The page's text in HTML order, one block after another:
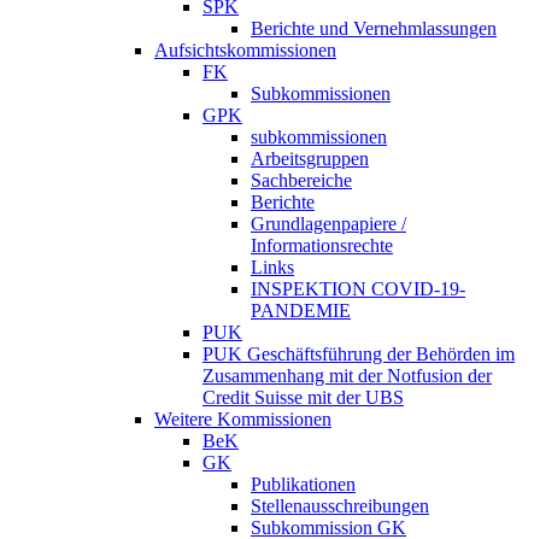
SPK
Berichte und Vernehmlassungen
Aufsichtskommissionen
FK
Subkommissionen
GPK
subkommissionen
Arbeitsgruppen
Sachbereiche
Berichte
Grundlagenpapiere /
Informationsrechte
Links
INSPEKTION COVID-19-
PANDEMIE
PUK
PUK Geschäftsführung der Behörden im
Zusammenhang mit der Notfusion der
Credit Suisse mit der UBS
Weitere Kommissionen
BeK
GK
Publikationen
Stellenausschreibungen
Subkommission GK